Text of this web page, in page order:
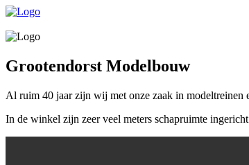
Grootendorst Modelbouw
Al ruim 40 jaar zijn wij met onze zaak in modeltreinen
In de winkel zijn zeer veel meters schapruimte